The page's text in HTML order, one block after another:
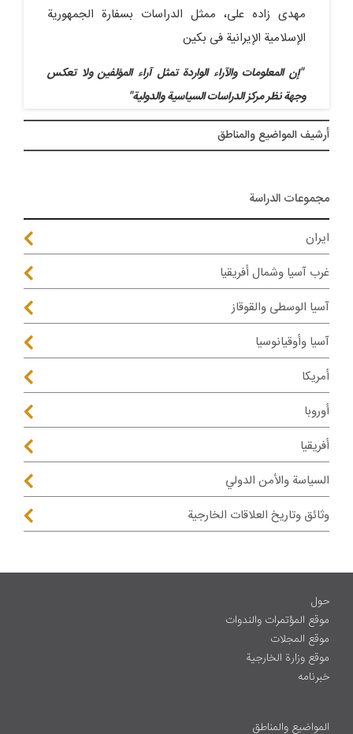
مهدی زاده علی، ممثل الدراسات بسفارة الجمهوریة
الإسلامیة الإیرانیة فی بکین
"إن المعلومات والآراء الواردة تمثل آراء المؤلفین ولا تعکس
وجهة نظر مرکز الدراسات السیاسیة والدولیة"
أرشيف المواضیع والمناطق
مجموعات الدراسة
ايران
غرب آسيا وشمال أفريقيا
آسيا الوسطى والقوقاز
آسيا وأوقيانوسيا
أمريكا
أوروبا
أفريقيا
السياسة والأمن الدولي
وثائق وتاريخ العلاقات الخارجية
حول
موقع المؤتمرات والندوات
موقع المجلات
موقع وزارة الخارجية
خبرنامه
المواضيع والمناطق